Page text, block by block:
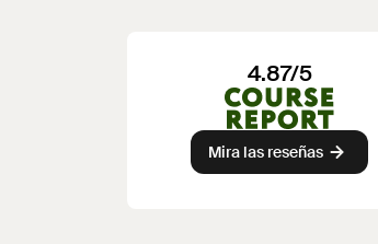
4.87/5
Mira las reseñas